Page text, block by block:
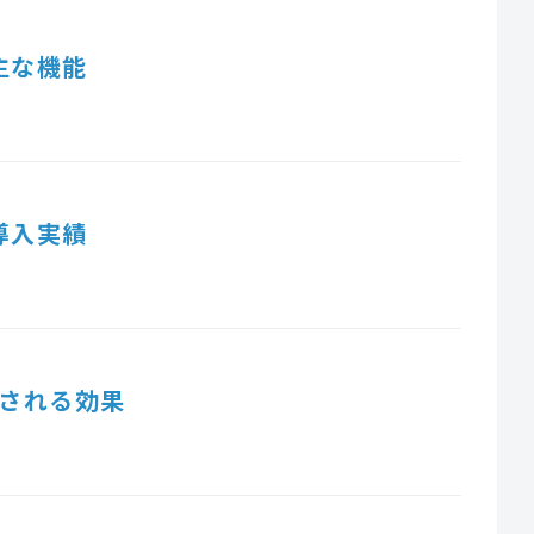
な機能
入実績
れる効果